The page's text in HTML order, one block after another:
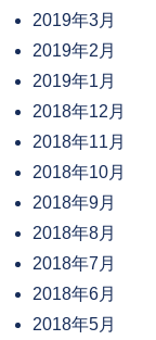
2019年3月
2019年2月
2019年1月
2018年12月
2018年11月
2018年10月
2018年9月
2018年8月
2018年7月
2018年6月
2018年5月